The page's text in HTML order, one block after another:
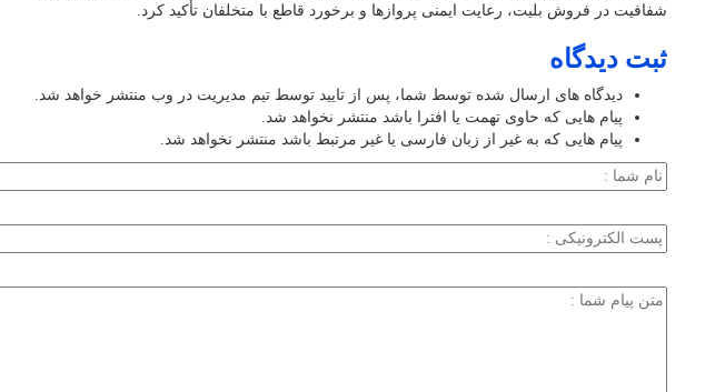
شفافیت در فروش بلیت، رعایت ایمنی پروازها و برخورد قاطع با متخلفان تأکید کرد.
ثبت دیدگاه
دیدگاه های ارسال شده توسط شما، پس از تایید توسط تیم مدیریت در وب منتشر خواهد شد.
پیام هایی که حاوی تهمت یا افترا باشد منتشر نخواهد شد.
پیام هایی که به غیر از زبان فارسی یا غیر مرتبط باشد منتشر نخواهد شد.